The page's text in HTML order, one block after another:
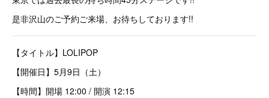
是非沢山のご予約ご来場、お待ちしております!!
【タイトル】LOLIPOP
【開催日】5月9日（土）
【時間】開場 12:00 / 開演 12:15